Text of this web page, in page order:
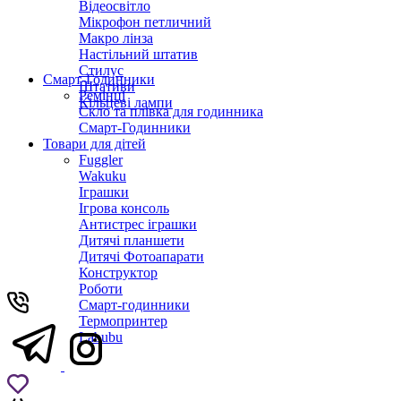
Відеосвітло
Мікрофон петличний
Макро лінза
Настільний штатив
Стилус
Штативи
Кільцеві лампи
Смарт-Годинники
Ремінці
Скло та плівка для годинника
Смарт-Годинники
Товари для дітей
Fuggler
Wakuku
Іграшки
Ігрова консоль
Антистрес іграшки
Дитячi планшети
Дитячі Фотоапарати
Конструктор
Роботи
Смарт-годинники
Термопринтер
Labubu